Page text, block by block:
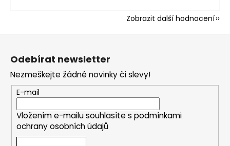
Zobrazit další hodnocení
Z
Odebírat newsletter
Nezmeškejte žádné novinky či slevy!
E-mail
Vložením e-mailu souhlasíte s podmínkami
ochrany osobních údajů